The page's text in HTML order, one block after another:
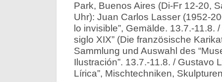
Park, Buenos Aires (Di-Fr 12-20,
Uhr): Juan Carlos Lasser (1952-
lo invisible”, Gemälde. 13.7.-11.8.
siglo XIX” (Die französische
Sammlung und Auswahl des
Ilustración”. 13.7.-11.8. / Gustavo
Lírica”, Mischtechniken,